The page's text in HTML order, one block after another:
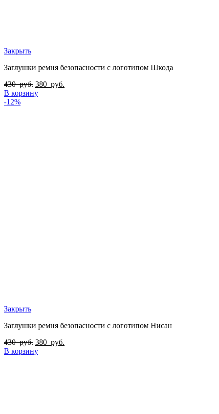
Закрыть
Заглушки ремня безопасности с логотипом Шкода
430руб. 380 руб.
В корзину
-12%
Закрыть
Заглушки ремня безопасности с логотипом Нисан
430руб. 380 руб.
В корзину